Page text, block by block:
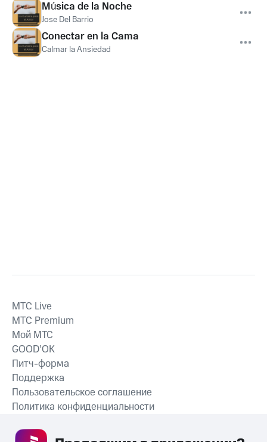
Música de la Noche
Jose Del Barrio
Conectar en la Cama
Calmar la Ansiedad
MTС Live
MTС Premium
Мой МТС
GOOD’OK
Питч-форма
Поддержка
Пользовательское соглашение
Политика конфиденциальности